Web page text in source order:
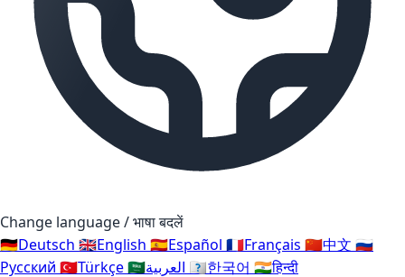
Change language / भाषा बदलें
🇩🇪Deutsch 🇬🇧English 🇪🇸Español 🇫🇷Français 🇨🇳中文 🇷🇺
Русский 🇹🇷Türkçe🇸🇦 🇰🇷한국어 🇮🇳हिन्दी